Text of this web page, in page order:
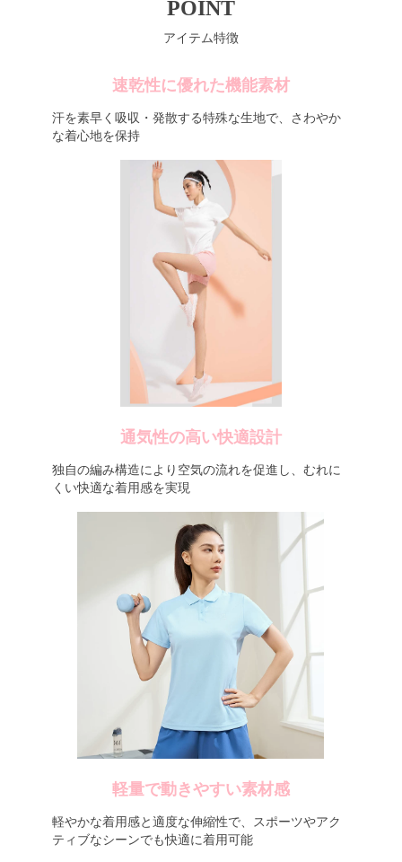
POINT
アイテム特徴
速乾性に優れた機能素材
汗を素早く吸収・発散する特殊な生地で、さわやか
な着心地を保持
通気性の高い快適設計
独自の編み構造により空気の流れを促進し、むれに
くい快適な着用感を実現
軽量で動きやすい素材感
軽やかな着用感と適度な伸縮性で、スポーツやアク
ティブなシーンでも快適に着用可能